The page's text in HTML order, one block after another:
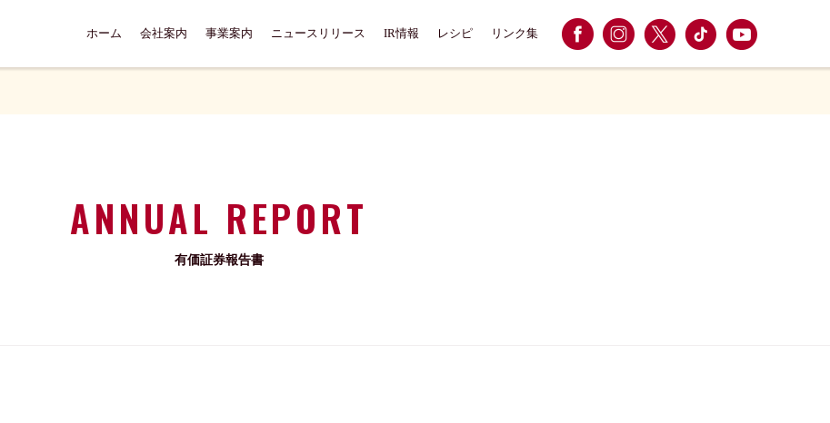
ホーム 会社案内 事業案内 ニュースリリース IR情報 レシピ リンク集
ANNUAL REPORT
有価証券報告書